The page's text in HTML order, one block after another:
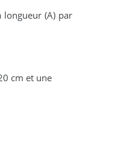
longueur (A) par
cm et une